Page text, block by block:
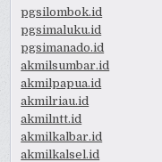
pgsilombok.id
pgsimaluku.id
pgsimanado.id
akmilsumbar.id
akmilpapua.id
akmilriau.id
akmilntt.id
akmilkalbar.id
akmilkalsel.id